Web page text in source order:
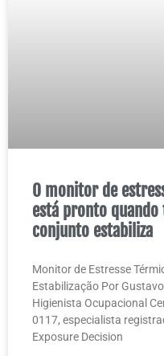
O monitor de
está pronto quando
conjunto estabiliza
Monitor de Estresse
Estabilização Por
Higienista Ocupacional
0117, especialista
Exposure Decision